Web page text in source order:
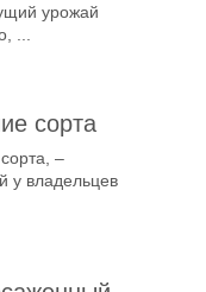
урожай
...
сорта
–
у владельцев